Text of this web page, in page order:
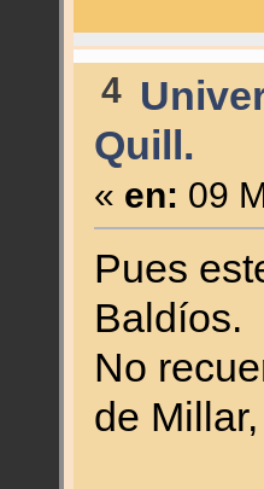
4
Quill.
« en: 09
Pues
Baldíos.
No
de